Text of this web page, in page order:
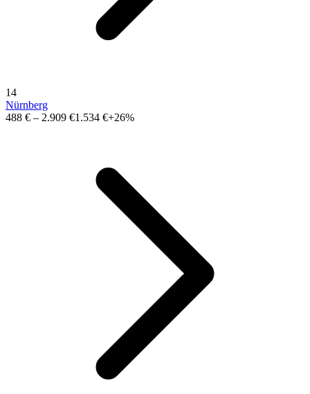
14
Nürnberg
488 € – 2.909 €1.534 €+26%